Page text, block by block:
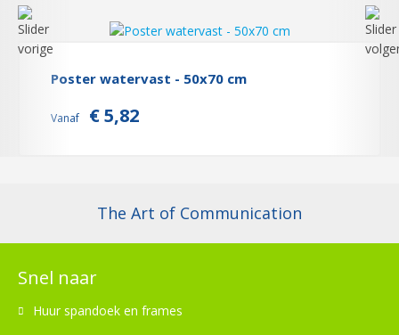
Poster watervast - 50x70 cm
Vanaf € 5,82
The Art of Communication
Snel naar
Huur spandoek en frames